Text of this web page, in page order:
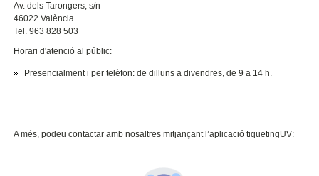
Av. dels Tarongers, s/n
46022 València
Tel. 963 828 503
Horari d'atenció al públic:
Presencialment i per telèfon: de dilluns a divendres, de 9 a 14 h.
A més, podeu contactar amb nosaltres mitjançant l’aplicació tiquetingUV: